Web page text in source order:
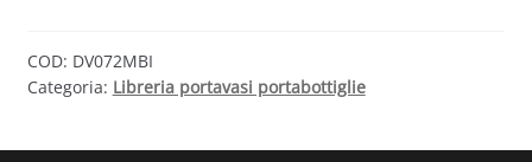
COD: DV072MBI
Categoria: Libreria portavasi portabottiglie